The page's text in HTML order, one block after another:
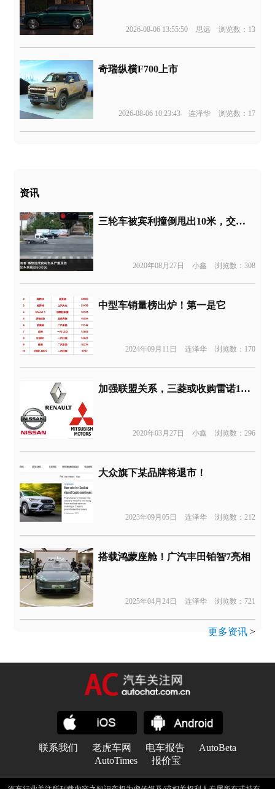
2026-08-06 13:55:50 思远 浏览数：13
奇瑞纵横F700上市
2026-08-06 10:23:43 连泽华 浏览数：17
资讯
三轮车被宾利撞倒甩出10米，交警定责引争议
2020年08月27日 小鑫 浏览数：308
中型车销量榜出炉！第一是它
2024年09月11日 连泽华 浏览数：170
加强联盟关系，三菱或收购雷诺10%股份
2020年03月27日 小鑫 浏览数：296
大众旗下某品牌将退市！
2023年09月05日 连泽华 浏览数：212
搭载鸿蒙座舱！广汽丰田铂智7亮相
2025年04月24日 连泽华 浏览数：721
更多资讯>
联系我们 老虎车网 电车报告
AutoBeta
AutoTimes
报价宝